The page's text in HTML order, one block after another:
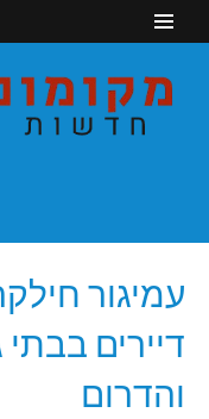
עמיגור
דיירים
והדרום